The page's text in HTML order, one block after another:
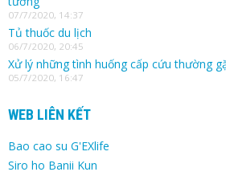
07/7/2020, 14:37
Tủ thuốc du lịch
06/7/2020, 20:45
Xử lý những tình huống cấp cứu thường
05/7/2020, 16:47
WEB LIÊN KẾT
Bao cao su G'EXlife
Siro ho Banii Kun